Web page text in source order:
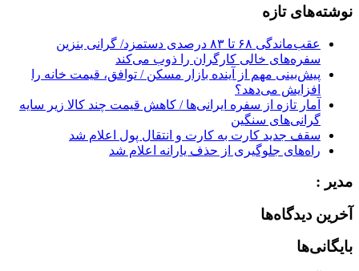
نوشته‌های تازه
عقب‌ماندگی ۶۸ تا ۸۳ درصدی دستمزد/ گرانی بنزین
سفره‌های خالی کارگران را ذوب می‌کند
پیش‌بینی مهم از آینده بازار مسکن / توافق، قیمت خانه را
افزایش می‌دهد؟
آمار تازه از سفره ایرانی‌ها / کاهش قیمت چند کالا زیر سایه
گرانی‌های سنگین
سقف جدید کارت به کارت و انتقال پول اعلام شد
راه‌های جلوگیری از حذف یارانه اعلام شد
مدیر :
آخرین دیدگاه‌ها
بایگانی‌ها